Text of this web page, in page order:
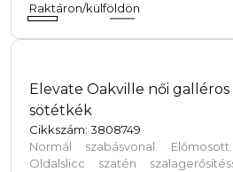
Raktáron/külföldön
Elevate Oakville női
sötétkék
Cikkszám: 3808749
Normál szabásvonal.
Oldalslicc szatén